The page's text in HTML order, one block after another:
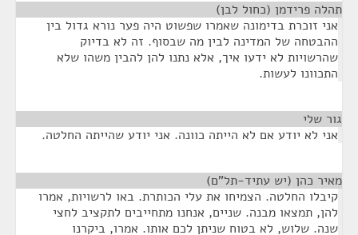
תהלה פרידמן (כחול לבן)
אני זוכרת בדימונה שאמרו שפשוט היה פער נורא גדול בין
ההבטחה של המדינה לבין מה שבסוף. זה לא בדיוק
שהרשויות לא ידעו איך, אלא נתנו להן להבין משהו שלא
התכוונו לעשות.
גור שלי
אני לא יודע אם לא הייתה כוונה. אני יודע שהייתה החלטה.
מאיר כהן (יש עתיד-תל"ם)
קיבלו החלטה. הצמיחו את עלי הכותרת. באו לרשויות, אמרו
להן, תמצאו מבנה. שניים, אנחנו מתחייבים לתקציב לחצי
שנה. שלוש, לא בטוח שניתן לכם אותו. אמרו, ביקרנו